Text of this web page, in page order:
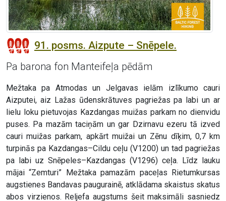
91. posms. Aizpute – Snēpele.
Pa barona fon Manteifeļa pēdām
Mežtaka pa Atmodas un Jelgavas ielām izlīkumo cauri
Aizputei, aiz Lažas ūdenskrātuves pagriežas pa labi un ar
lielu loku pietuvojas Kazdangas muižas parkam no dienvidu
puses. Pa mazām taciņām un gar Dzirnavu ezeru tā izved
cauri muižas parkam, apkārt muižai un Zēnu dīķim, 0,7 km
turpinās pa Kazdangas–Cildu ceļu (V1200) un tad pagriežas
pa labi uz Snēpeles–Kazdangas (V1296) ceļa. Līdz lauku
mājai “Zemturi” Mežtaka pamazām paceļas Rietumkursas
augstienes Bandavas paugurainē, atklādama skaistus skatus
abos virzienos. Reljefa augstums šeit maksimāli sasniedz